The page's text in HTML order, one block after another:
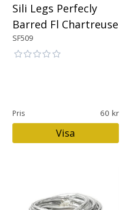
Sili Legs Perfecly
Barred Fl Chartreuse
SF509
Pris 60
Visa